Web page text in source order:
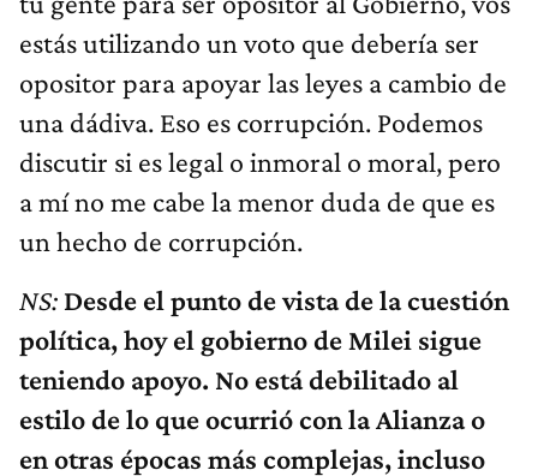
estás utilizando un voto que debería ser
opositor para apoyar las leyes a cambio de
una dádiva. Eso es corrupción. Podemos
discutir si es legal o inmoral o moral, pero
a mí no me cabe la menor duda de que es
un hecho de corrupción.
NS: Desde el punto de vista de la cuestión
política, hoy el gobierno de Milei sigue
teniendo apoyo. No está debilitado al
estilo de lo que ocurrió con la Alianza o
en otras épocas más complejas, incluso